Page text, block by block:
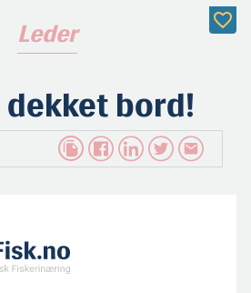
Leder
bord!